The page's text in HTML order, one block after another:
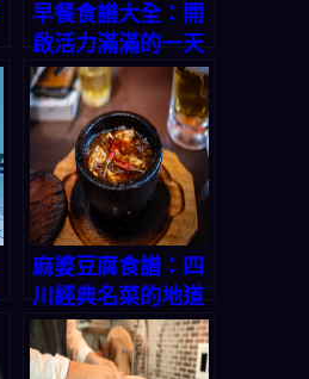
早餐食譜大全：開
啟活力滿滿的一天
麻婆豆腐食譜：四
川經典名菜的地道
做法